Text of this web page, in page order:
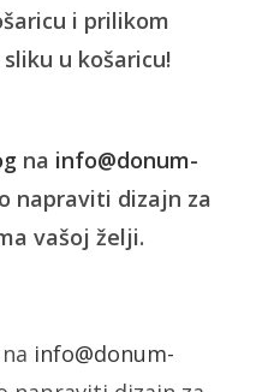
i prilikom
u košaricu!
na info@donum-
napraviti dizajn za
vašoj želji.
na info@donum-